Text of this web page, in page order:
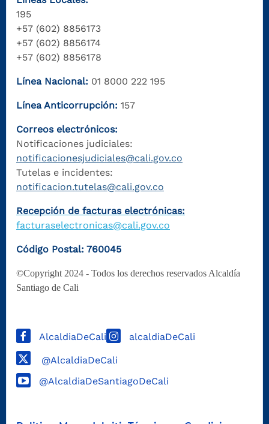
195
+57 (602) 8856173
+57 (602) 8856174
+57 (602) 8856178
Línea Nacional: 01 8000 222 195
Línea Anticorrupción: 157
Correos electrónicos:
Notificaciones judiciales:
notificacionesjudiciales@cali.gov.co
Tutelas e incidentes:
notificacion.tutelas@cali.gov.co
Recepción de facturas electrónicas:
facturaselectronicas@cali.gov.co
Código Postal: 760045
©Copyright 2024 - Todos los derechos reservados Alcaldía
Santiago de Cali
AlcaldiaDeCali alcaldiaDeCali
@AlcaldiaDeCali
@AlcaldiaDeSantiagoDeCali